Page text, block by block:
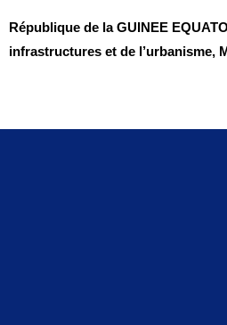
République de la GUINEE
infrastructures et de l’urbanisme,